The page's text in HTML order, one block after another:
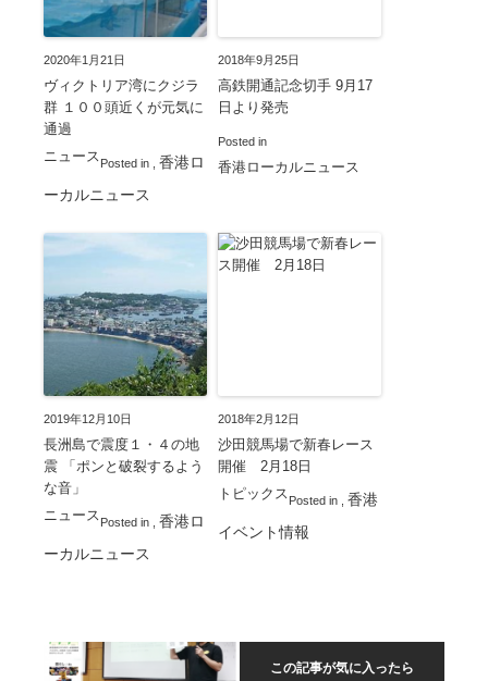
2020年1月21日
ヴィクトリア湾にクジラ
群 １００頭近くが元気に
通過
Posted in
ニュース
香港ロ
ーカルニュース
2018年9月25日
高鉄開通記念切手 9月17
日より発売
Posted in
香港ローカルニュース
2019年12月10日
長洲島で震度１・４の地
震 「ポンと破裂するよう
な音」
Posted in
ニュース
香港ロ
ーカルニュース
2018年2月12日
沙田競馬場で新春レース
開催 2月18日
Posted in
トピックス
香港
イベント情報
この記事が気に入ったら